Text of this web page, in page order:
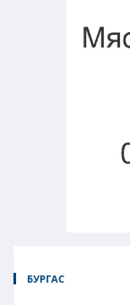
БУРГАС